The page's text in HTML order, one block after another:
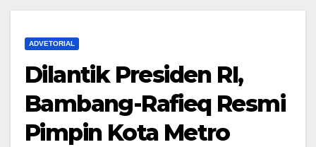
ADVETORIAL
Dilantik Presiden RI,
Bambang-Rafieq Resmi
Pimpin Kota Metro